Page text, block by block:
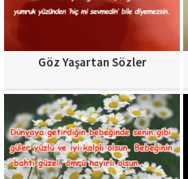
Göz Yaşartan Sözler